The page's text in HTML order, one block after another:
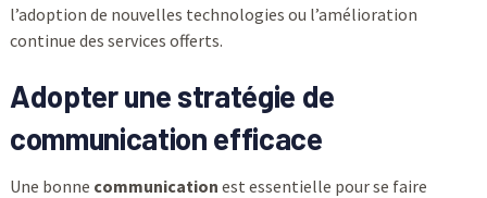
l’adoption de nouvelles technologies ou l’amélioration
continue des services offerts.
Adopter une stratégie de
communication efficace
Une bonne communication est essentielle pour se faire